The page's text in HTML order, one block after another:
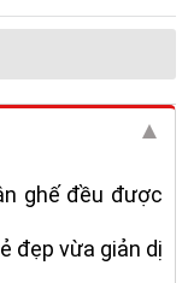
ghế đều được
đẹp vừa giản dị